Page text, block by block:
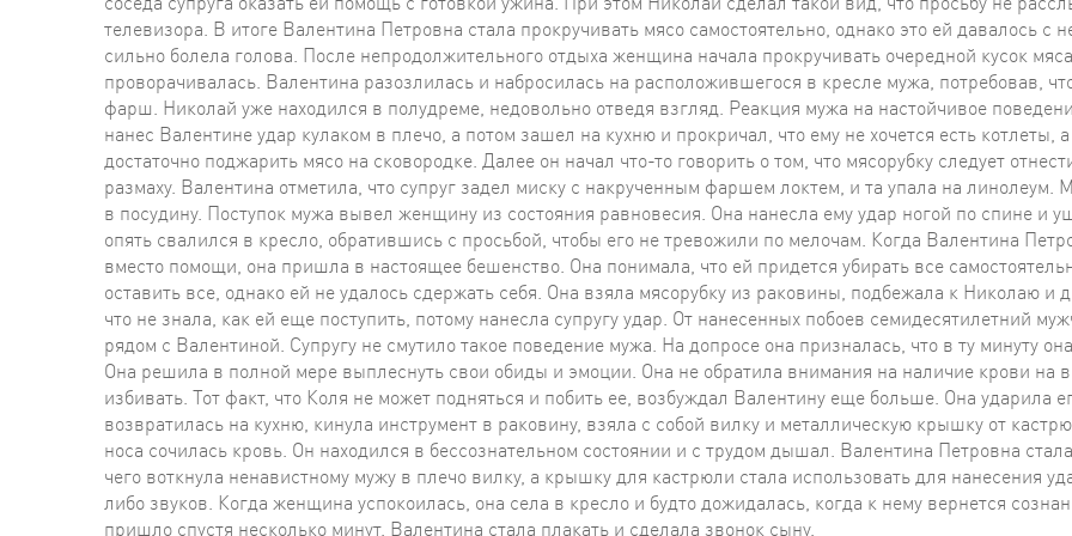
телевизора. В итоге Валентина Петровна стала прокручивать мясо самостоятельно, однако это ей давалось с
сильно болела голова. После непродолжительного отдыха женщина начала прокручивать очередной кусок
проворачивалась. Валентина разозлилась и набросилась на расположившегося в кресле мужа, потребовав,
фарш. Николай уже находился в полудреме, недовольно отведя взгляд. Реакция мужа на настойчивое
нанес Валентине удар кулаком в плечо, а потом зашел на кухню и прокричал, что ему не хочется есть котлеты,
достаточно поджарить мясо на сковородке. Далее он начал что-то говорить о том, что мясорубку следует
размаху. Валентина отметила, что супруг задел миску с накрученным фаршем локтем, и та упала на линолеум.
в посудину. Поступок мужа вывел женщину из состояния равновесия. Она нанесла ему удар ногой по спине и
опять свалился в кресло, обратившись с просьбой, чтобы его не тревожили по мелочам. Когда Валентина
вместо помощи, она пришла в настоящее бешенство. Она понимала, что ей придется убирать все
оставить все, однако ей не удалось сдержать себя. Она взяла мясорубку из раковины, подбежала к Николаю
что не знала, как ей еще поступить, потому нанесла супругу удар. От нанесенных побоев семидесятилетний
рядом с Валентиной. Супругу не смутило такое поведение мужа. На допросе она призналась, что в ту минуту
Она решила в полной мере выплеснуть свои обиды и эмоции. Она не обратила внимания на наличие крови на
избивать. Тот факт, что Коля не может подняться и побить ее, возбуждал Валентину еще больше. Она ударила
возвратилась на кухню, кинула инструмент в раковину, взяла с собой вилку и металлическую крышку от
носа сочилась кровь. Он находился в бессознательном состоянии и с трудом дышал. Валентина Петровна
чего воткнула ненавистному мужу в плечо вилку, а крышку для кастрюли стала использовать для нанесения
либо звуков. Когда женщина успокоилась, она села в кресло и будто дожидалась, когда к нему вернется
пришло спустя несколько минут. Валентина стала плакать и сделала звонок сыну.